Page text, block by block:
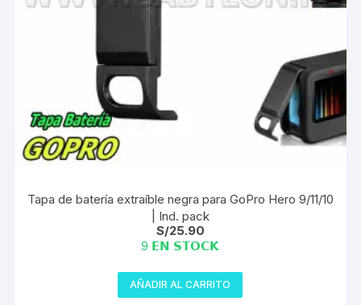
Tapa de batería extraíble negra para GoPro Hero 9/11/10
| Ind. pack
S/25.90
9 𝗘𝗡 𝗦𝗧𝗢𝗖𝗞
AÑADIR AL CARRITO